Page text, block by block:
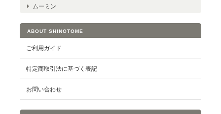
ムーミン
ABOUT SHINOTOME
ご利用ガイド
特定商取引法に基づく表記
お問い合わせ